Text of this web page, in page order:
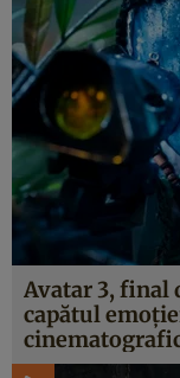
Avatar 3, final
capătul